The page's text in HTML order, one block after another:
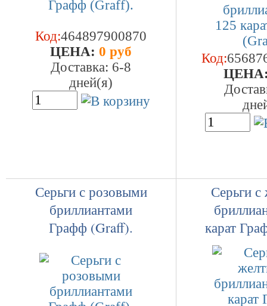
Код:464897900870
ЦEHA: 0 руб
Доставка: 6-8
дней(я)
Код:
Серьги с розовыми
бриллиантами
Графф (Graff).
Серьги
карат